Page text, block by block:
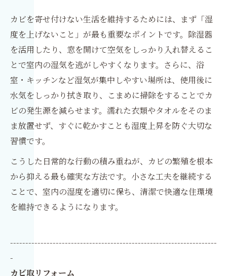
カビを寄せ付けない生活を維持するためには、まず「湿
度を上げないこと」が最も重要なポイントです。除湿器
を活用したり、窓を開けて空気をしっかり入れ替えるこ
とで室内の湿気を逃がしやすくなります。さらに、浴
室・キッチンなど湿気が集中しやすい場所は、使用後に
水気をしっかり拭き取り、こまめに掃除をすることでカ
ビの発生源を減らせます。濡れた衣類やタオルをそのま
ま放置せず、すぐに乾かすことも湿度上昇を防ぐ大切な
習慣です。
こうした日常的な行動の積み重ねが、カビの繁殖を根本
から抑える最も確実な方法です。小さな工夫を継続する
ことで、室内の湿度を適切に保ち、清潔で快適な住環境
を維持できるようになります。
--------------------------------------------------------------------
-
カビ取リフォーム